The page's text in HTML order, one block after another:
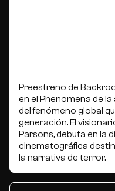
Preestreno de
en el Phenomena de
del fenómeno global
generación. El
Parsons, debuta en la
cinematográfica
la narrativa de terror.